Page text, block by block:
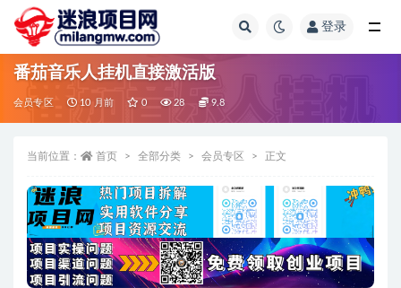
登录
番茄音乐人挂机直接激活版
会员专区 10 月前 0 28 9.8
当前位置： 首页 全部分类 会员专区 正文
全部